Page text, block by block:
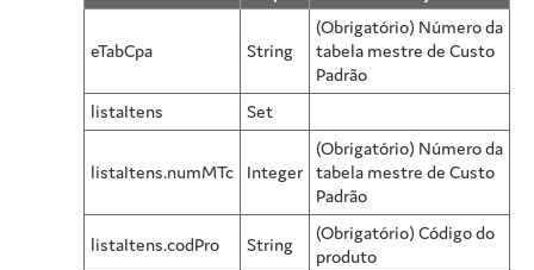
eTabCpa String
(Obrigatório) Número da
tabela mestre de Custo
Padrão
listaItens
Set
listaItens.numMTc Integer
(Obrigatório) Número da
tabela mestre de Custo
Padrão
listaItens.codPro String
(Obrigatório) Código do
produto